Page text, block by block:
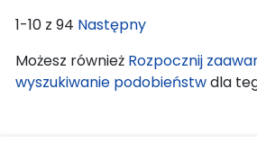
1-10 z 94 Następny
Możesz również Rozpocznij
wyszukiwanie podobieństwdla